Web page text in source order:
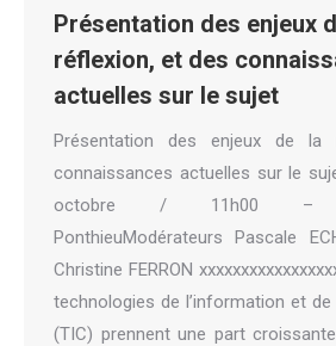
Présentation des enjeux
réflexion, et des
actuelles sur le sujet
Présentation des enjeux de la
connaissances actuelles sur le
octobre / 11h00 –
PonthieuModérateurs Pascale
Christine FERRON
technologies de l’information et
(TIC) prennent une part